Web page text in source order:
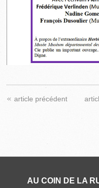
«article précédent
AU COIN DE LA